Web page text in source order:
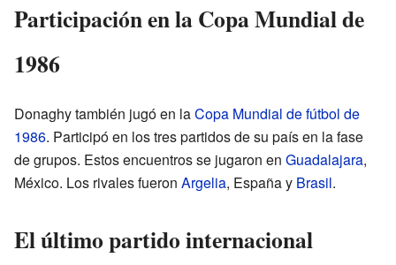
Participación en la Copa Mundial de
1986
Donaghy también jugó en laCopa Mundial de fútbol de
1986. Participó en los tres partidos de su país en la fase
de grupos. Estos encuentros se jugaron en Guadalajara,
México. Los rivales fueron Argelia, España y Brasil.
El último partido internacional